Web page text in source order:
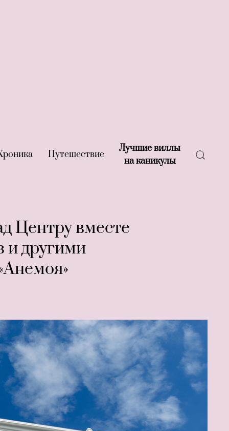
(current)
Путешествие(current)
Лучшие виллы
на каникулы(current)
Центру вместе
и другими